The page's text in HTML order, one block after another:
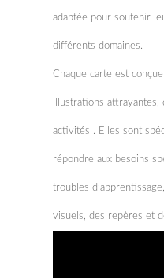
adaptée pour soutenir
différents domaines.
Chaque carte est
illustrations attrayantes,
activités . Elles sont
répondre aux besoins
troubles
visuels, des repères et